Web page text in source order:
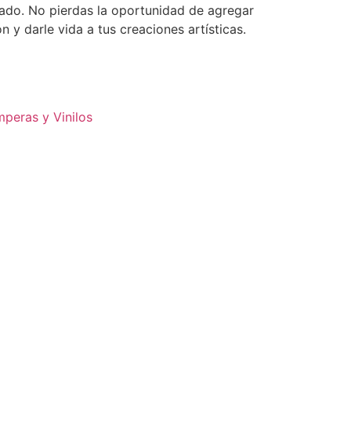
No pierdas la oportunidad de agregar
y darle vida a tus creaciones artísticas.
y Vinilos